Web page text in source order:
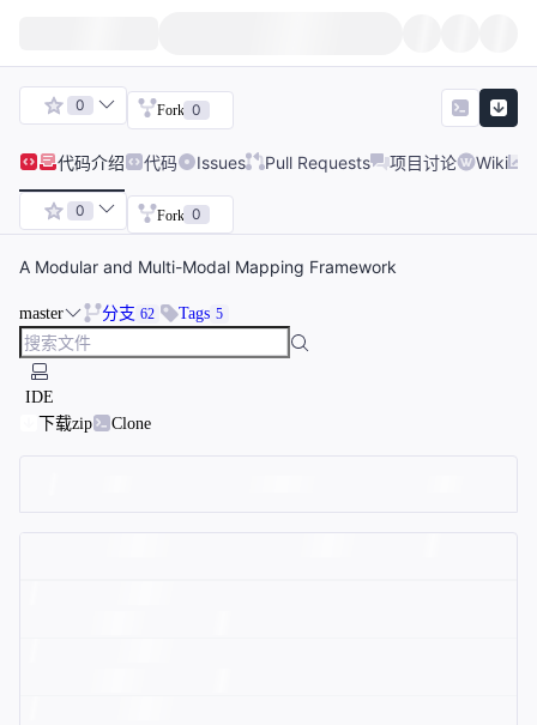
0 Fork 0
代码介绍 代码 Issues Pull Requests 项目讨论 Wiki
0 Fork 0
A Modular and Multi-Modal Mapping Framework
master 分支 62 Tags 5
IDE
下载zip
Clone